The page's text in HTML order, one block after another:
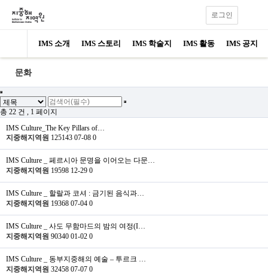
IMS 소개 IMS 스토리 IMS 학술지 IMS 활동 IMS 공지
로그인
문화
총 22 건 , 1 페이지
IMS Culture_The Key Pillars of…
지중해지역원 125143 07-08 0
IMS Culture _ 페르시아 문명을 이어오는 다문…
지중해지역원 19598 12-29 0
IMS Culture _ 할랄과 코셔 : 금기된 음식과…
지중해지역원 19368 07-04 0
IMS Culture _ 사도 무함마드의 밤의 여정(I…
지중해지역원 90340 01-02 0
IMS Culture _ 동부지중해의 예술 – 투르크 …
지중해지역원 32458 07-07 0